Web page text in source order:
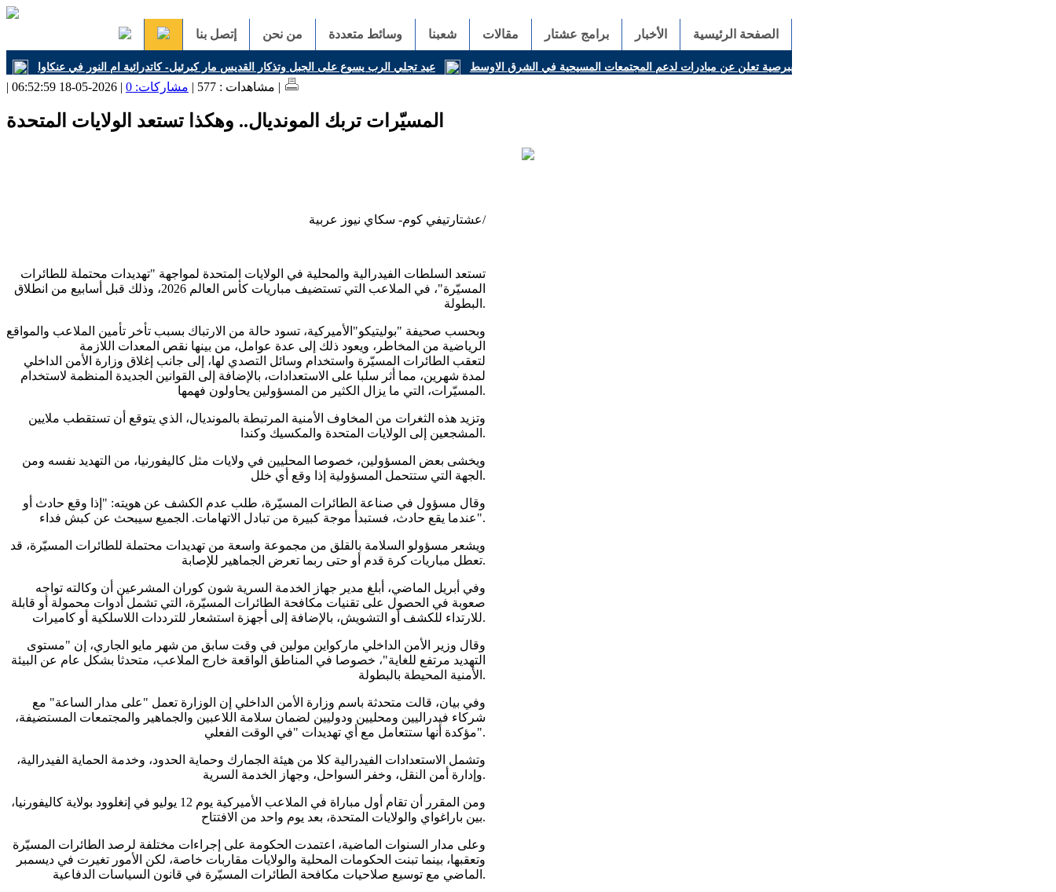
الصفحة الرئيسية الأخبار برامج عشتار مقالات شعبنا وسائط متعددة من نحن إتصل بنا
وزارة الخارجية القبرصية تعلن عن مبادرات لدعم المجتمعات المسيحية في الشرق الاوسط عيد تجلي الرب يسوع على الجبل وتذكار القديس مار كبرئيل- كاتدرائية ام النور في عنكاوا
| مشاهدات : 577 | مشاركات: 0 | 2026-05-18 06:52:59 |
المسيّرات تربك المونديال.. وهكذا تستعد الولايات المتحدة
عشتارتيفي كوم- سكاي نيوز عربية/
تستعد السلطات الفيدرالية والمحلية في الولايات المتحدة لمواجهة "تهديدات محتملة للطائرات
المسيّرة"، في الملاعب التي تستضيف مباريات كأس العالم 2026، وذلك قبل أسابيع من انطلاق
البطولة.
وبحسب صحيفة "بوليتيكو"الأميركية، تسود حالة من الارتباك بسبب تأخر تأمين الملاعب والمواقع
الرياضية من المخاطر، ويعود ذلك إلى عدة عوامل، من بينها نقص المعدات اللازمة
لتعقب الطائرات المسيّرة واستخدام وسائل التصدي لها، إلى جانب إغلاق وزارة الأمن الداخلي
لمدة شهرين، مما أثر سلبا على الاستعدادات، بالإضافة إلى القوانين الجديدة المنظمة لاستخدام
المسيّرات، التي ما يزال الكثير من المسؤولين يحاولون فهمها.
وتزيد هذه الثغرات من المخاوف الأمنية المرتبطة بالمونديال، الذي يتوقع أن تستقطب ملايين
المشجعين إلى الولايات المتحدة والمكسيك وكندا.
ويخشى بعض المسؤولين، خصوصا المحليين في ولايات مثل كاليفورنيا، من التهديد نفسه ومن
الجهة التي ستتحمل المسؤولية إذا وقع أي خلل.
وقال مسؤول في صناعة الطائرات المسيّرة، طلب عدم الكشف عن هويته: "إذا وقع حادث أو
عندما يقع حادث، فستبدأ موجة كبيرة من تبادل الاتهامات. الجميع سيبحث عن كبش فداء".
ويشعر مسؤولو السلامة بالقلق من مجموعة واسعة من تهديدات محتملة للطائرات المسيّرة، قد
تعطل مباريات كرة قدم أو حتى ربما تعرض الجماهير للإصابة.
وفي أبريل الماضي، أبلغ مدير جهاز الخدمة السرية شون كوران المشرعين أن وكالته تواجه
صعوبة في الحصول على تقنيات مكافحة الطائرات المسيّرة، التي تشمل أدوات محمولة أو قابلة
للارتداء للكشف أو التشويش، بالإضافة إلى أجهزة استشعار للترددات اللاسلكية أو كاميرات.
وقال وزير الأمن الداخلي ماركواين مولين في وقت سابق من شهر مايو الجاري، إن "مستوى
التهديد مرتفع للغاية"، خصوصا في المناطق الواقعة خارج الملاعب، متحدثا بشكل عام عن البيئة
الأمنية المحيطة بالبطولة.
وفي بيان، قالت متحدثة باسم وزارة الأمن الداخلي إن الوزارة تعمل "على مدار الساعة" مع
شركاء فيدراليين ومحليين ودوليين لضمان سلامة اللاعبين والجماهير والمجتمعات المستضيفة،
مؤكدة أنها ستتعامل مع أي تهديدات "في الوقت الفعلي".
وتشمل الاستعدادات الفيدرالية كلا من هيئة الجمارك وحماية الحدود، وخدمة الحماية الفيدرالية،
وإدارة أمن النقل، وخفر السواحل، وجهاز الخدمة السرية.
ومن المقرر أن تقام أول مباراة في الملاعب الأميركية يوم 12 يوليو في إنغلوود بولاية كاليفورنيا،
بين باراغواي والولايات المتحدة، بعد يوم واحد من الافتتاح.
وعلى مدار السنوات الماضية، اعتمدت الحكومة على إجراءات مختلفة لرصد الطائرات المسيّرة
وتعقبها، بينما تبنت الحكومات المحلية والولايات مقاربات خاصة، لكن الأمور تغيرت في ديسمبر
الماضي مع توسيع صلاحيات مكافحة الطائرات المسيّرة في قانون السياسات الدفاعية.